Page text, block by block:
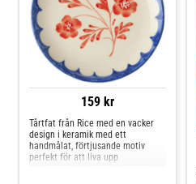
159 kr
Tårtfat från Rice med en vacker
design i keramik med ett
handmålat, förtjusande motiv
perfekt för att liva upp